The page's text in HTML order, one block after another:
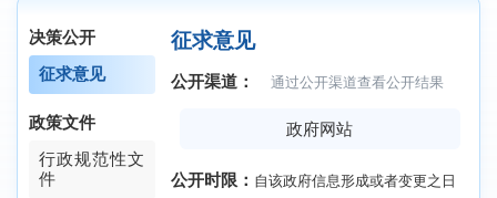
决策公开
征求意见
政策文件
行政规范性文
件
征求意见
公开渠道： 通过公开渠道查看公开结果
政府网站
公开时限： 自该政府信息形成或者变更之日